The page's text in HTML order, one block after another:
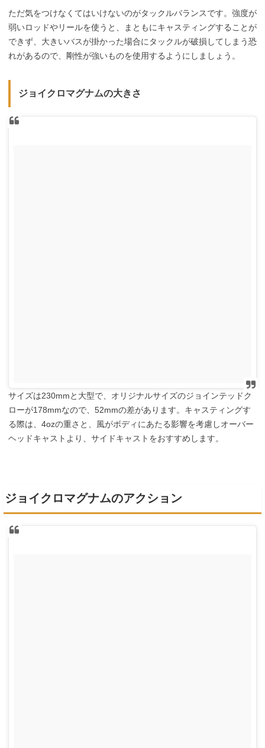
ただ気をつけなくてはいけないのがタックルバランスです。強度が
弱いロッドやリールを使うと、まともにキャスティングすることが
できず、大きいバスが掛かった場合にタックルが破損してしまう恐
れがあるので、剛性が強いものを使用するようにしましょう。
ジョイクロマグナムの大きさ
サイズは230mmと大型で、オリジナルサイズのジョインテッドク
ローが178mmなので、52mmの差があります。キャスティングす
る際は、4ozの重さと、風がボディにあたる影響を考慮しオーバー
ヘッドキャストより、サイドキャストをおすすめします。
ジョイクロマグナムのアクション